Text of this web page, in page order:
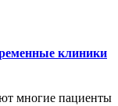
клиники
многие пациенты